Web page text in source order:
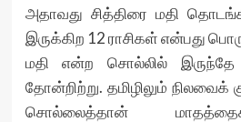
அதாவது சித்திரை மதி
இருக்கிற 12 ராசிகள் என்பது
மதி என்ற சொல்லில்
தோன்றிற்று. தமிழிலும் நிலவைக்
சொல்லைத்தான்